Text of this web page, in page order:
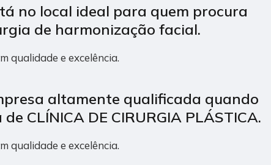
no local ideal para quem procura
de harmonização facial.
qualidade e excelência.
altamente qualificada quando
CLÍNICA DE CIRURGIA PLÁSTICA.
qualidade e excelência.